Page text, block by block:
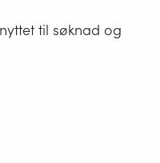
til søknad og